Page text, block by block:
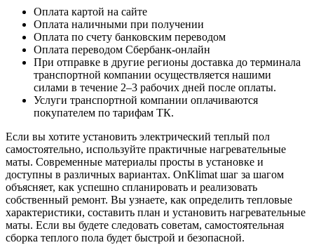
Оплата картой на сайте
Оплата наличными при получении
Оплата по счету банковским переводом
Оплата переводом Сбербанк-онлайн
При отправке в другие регионы доставка до терминала
транспортной компании осуществляется нашими
силами в течение 2–3 рабочих дней после оплаты.
Услуги транспортной компании оплачиваются
покупателем по тарифам ТК.
Если вы хотите установить электрический теплый пол
самостоятельно, используйте практичные нагревательные
маты. Современные материалы просты в установке и
доступны в различных вариантах. OnKlimat шаг за шагом
объясняет, как успешно спланировать и реализовать
собственный ремонт. Вы узнаете, как определить тепловые
характеристики, составить план и установить нагревательные
маты. Если вы будете следовать советам, самостоятельная
сборка теплого пола будет быстрой и безопасной.